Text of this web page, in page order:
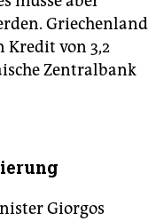
Griechenland
Kredit von 3,2
Zentralbank
Giorgos